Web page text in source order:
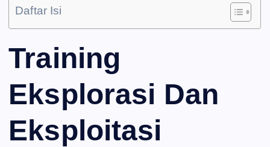
Daftar Isi
Training
Eksplorasi Dan
Eksploitasi